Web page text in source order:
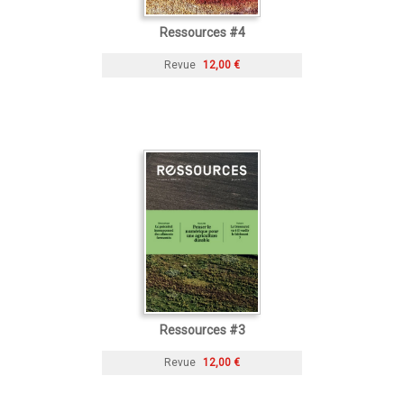
Ressources #4
Revue 12,00 €
Ressources #3
Revue 12,00 €